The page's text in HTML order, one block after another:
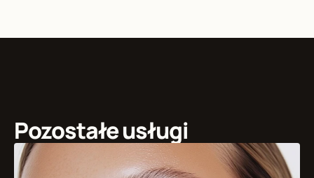
Pozostałe usługi